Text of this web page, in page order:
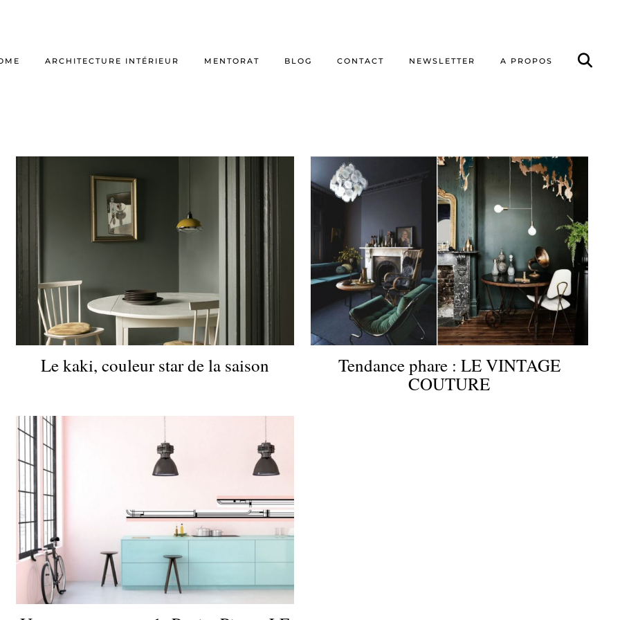
ARCHITECTURE INTÉRIEUR MENTORAT BLOG CONTACT NEWSLETTER A PROPOS
Le kaki, couleur star de la saison
Tendance phare : LE VINTAGE
COUTURE